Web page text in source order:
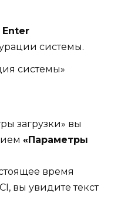
Enter
системы.
системы»
загрузки» вы
«Параметры
время
вы увидите текст